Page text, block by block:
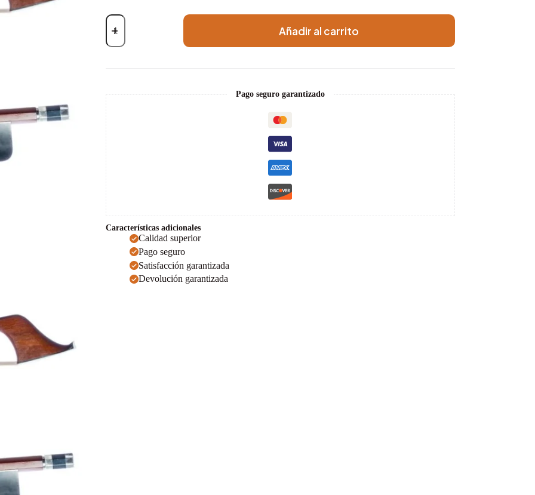
Arco
contrabajo
YCBC-
Añadir al carrito
Pago seguro garantizado
Características adicionales
Calidad superior
Pago seguro
Satisfacción garantizada
Devolución garantizada